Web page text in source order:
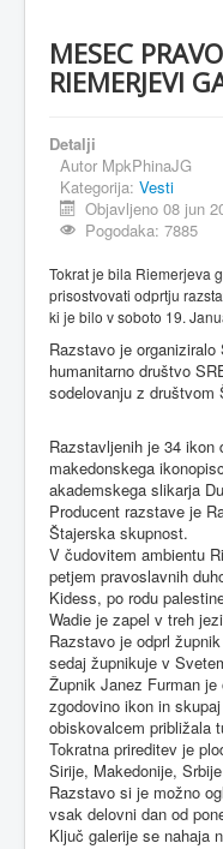
VESTI
KULTURA
MAGAZIN
FELJTON
PISMA ČITALACA
IMPRESUM
MESEC
RIEMERJEVI
Detalji
Autor MpkPhinaJG
Kategorija: Vesti
Objavljeno 08 jun
Pogodaka: 7885
Tokrat je bila Riemerjeva
prisostvovati odprtju
ki je bilo v soboto 19.
Razstavo je
humanitarno društvo
sodelovanju z društvom
Razstavljenih je 34
makedonskega
akademskega slikarja
Producent razstave je
Štajerska skupnost.
V čudovitem ambientu
petjem pravoslavnih
Kidess, po rodu
Wadie je zapel v treh
Razstavo je odprl
sedaj župnikuje v
Župnik Janez Furman
zgodovino ikon in
obiskovalcem približala
Tokratna prireditev je
Sirije, Makedonije,
Razstavo si je možno
vsak delovni dan od
Ključ galerije se nahaja